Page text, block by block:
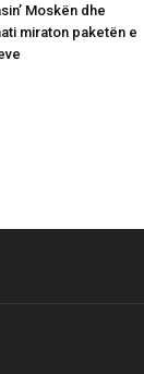
Moskën dhe
miraton paketën e